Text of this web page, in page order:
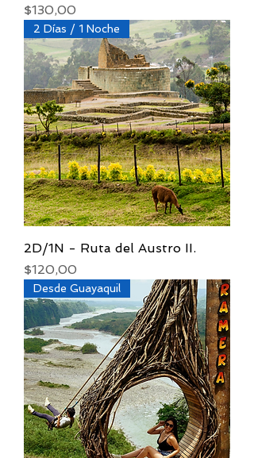
Precio
$130,00
2 Días / 1 Noche
2D/1N - Ruta del Austro II.
Precio
$120,00
Desde Guayaquil